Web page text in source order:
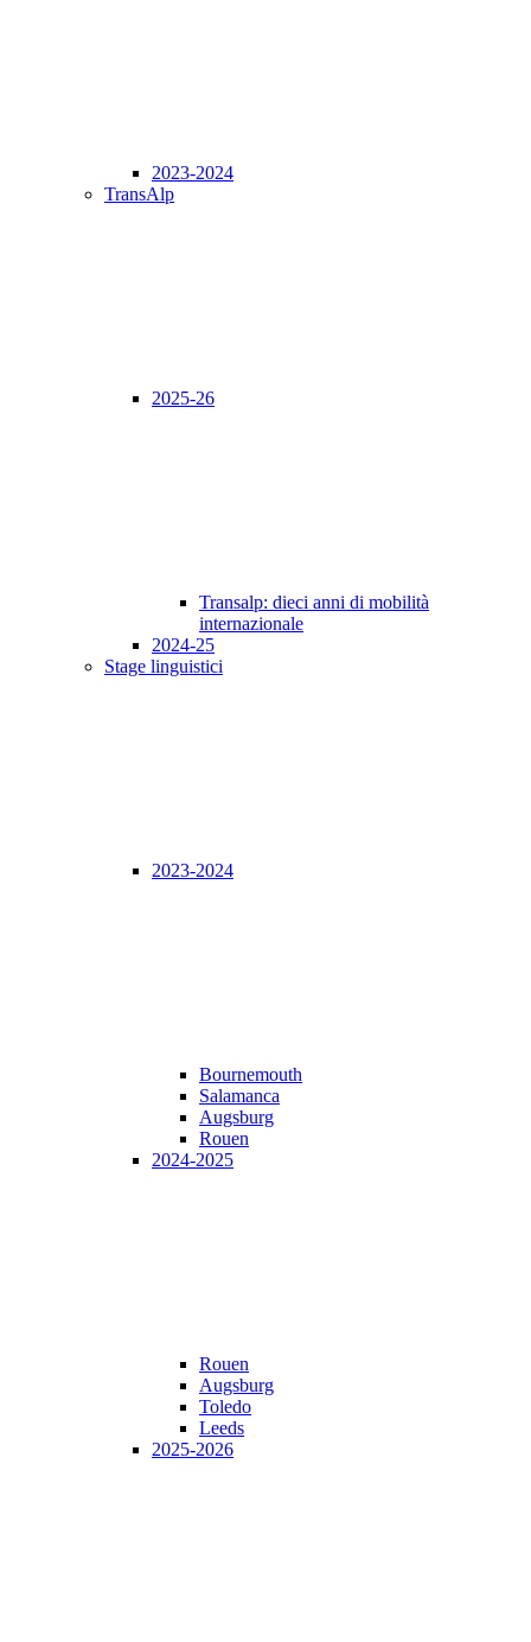
2023-2024
TransAlp
2025-26
Transalp: dieci anni di mobilità
internazionale
2024-25
Stage linguistici
2023-2024
Bournemouth
Salamanca
Augsburg
Rouen
2024-2025
Rouen
Augsburg
Toledo
Leeds
2025-2026